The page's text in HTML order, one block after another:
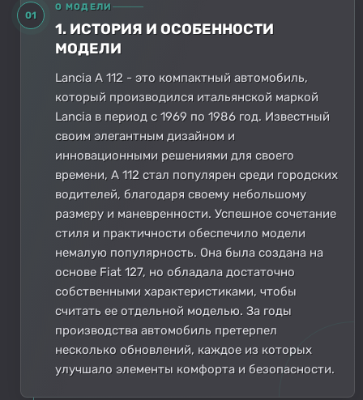
01
О МОДЕЛИ
1. ИСТОРИЯ И ОСОБЕННОСТИ
МОДЕЛИ
Lancia A 112 - это компактный автомобиль,
который производился итальянской маркой
Lancia в период с 1969 по 1986 год. Известный
своим элегантным дизайном и
инновационными решениями для своего
времени, A 112 стал популярен среди городских
водителей, благодаря своему небольшому
размеру и маневренности. Успешное сочетание
стиля и практичности обеспечило модели
немалую популярность. Она была создана на
основе Fiat 127, но обладала достаточно
собственными характеристиками, чтобы
считать ее отдельной моделью. За годы
производства автомобиль претерпел
несколько обновлений, каждое из которых
улучшало элементы комфорта и безопасности.